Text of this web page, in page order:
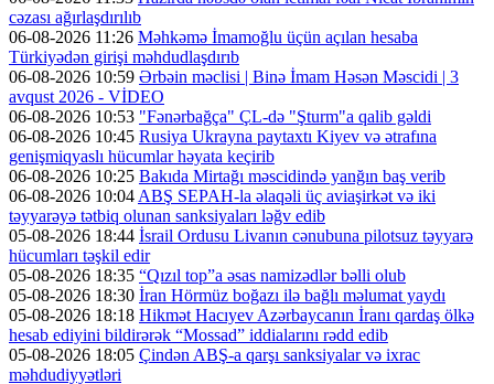
cəzası ağırlaşdırılıb
06-08-2026 11:26 Məhkəmə İmamoğlu üçün açılan hesaba
Türkiyədən girişi məhdudlaşdırıb
06-08-2026 10:59 Ərbəin məclisi | Binə İmam Həsən Məscidi | 3
avqust 2026 - VİDEO
06-08-2026 10:53 "Fənərbağça" ÇL-də "Şturm"a qalib gəldi
06-08-2026 10:45 Rusiya Ukrayna paytaxtı Kiyev və ətrafına
genişmiqyaslı hücumlar həyata keçirib
06-08-2026 10:25 Bakıda Mirtağı məscidində yanğın baş verib
06-08-2026 10:04 ABŞ SEPAH-la əlaqəli üç aviaşirkət və iki
təyyarəyə tətbiq olunan sanksiyaları ləğv edib
05-08-2026 18:44 İsrail Ordusu Livanın cənubuna pilotsuz təyyarə
hücumları təşkil edir
05-08-2026 18:35 “Qızıl top”a əsas namizədlər bəlli olub
05-08-2026 18:30 İran Hörmüz boğazı ilə bağlı məlumat yaydı
05-08-2026 18:18 Hikmət Hacıyev Azərbaycanın İranı qardaş ölkə
hesab ediyini bildirərək “Mossad” iddialarını rədd edib
05-08-2026 18:05 Çindən ABŞ-a qarşı sanksiyalar və ixrac
məhdudiyyətləri